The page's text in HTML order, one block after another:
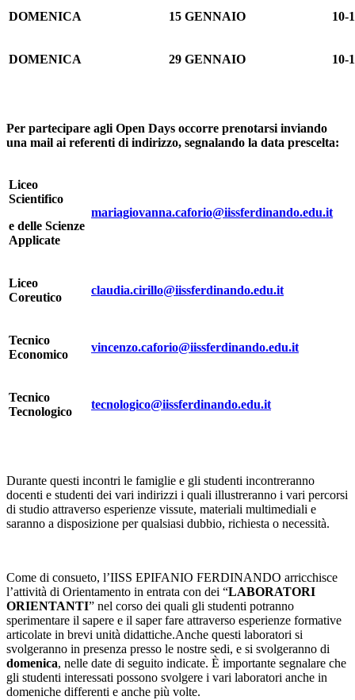
DOMENICA 15 GENNAIO 10-
DOMENICA 29 GENNAIO 10-
Per partecipare agli Open Days occorre prenotarsi inviando
una mail ai referenti di indirizzo, segnalando la data prescelta:
Liceo
Scientifico
e delle Scienze
Applicate
mariagiovanna.caforio@iissferdinando.edu.it
Liceo
Coreutico
claudia.cirillo@iissferdinando.edu.it
Tecnico
Economico
vincenzo.caforio@iissferdinando.edu.it
Tecnico
Tecnologico
tecnologico@iissferdinando.edu.it
Durante questi incontri le famiglie e gli studenti incontreranno
docenti e studenti dei vari indirizzi i quali illustreranno i vari percorsi
di studio attraverso esperienze vissute, materiali multimediali e
saranno a disposizione per qualsiasi dubbio, richiesta o necessità.
Come di consueto, l’IISS EPIFANIO FERDINANDO arricchisce
l’attività di Orientamento in entrata con dei “LABORATORI
ORIENTANTI” nel corso dei quali gli studenti potranno
sperimentare il sapere e il saper fare attraverso esperienze formative
articolate in brevi unità didattiche.Anche questi laboratori si
svolgeranno in presenza presso le nostre sedi, e si svolgeranno di
domenica, nelle date di seguito indicate. È importante segnalare che
gli studenti interessati possono svolgere i vari laboratori anche in
domeniche differenti e anche più volte.